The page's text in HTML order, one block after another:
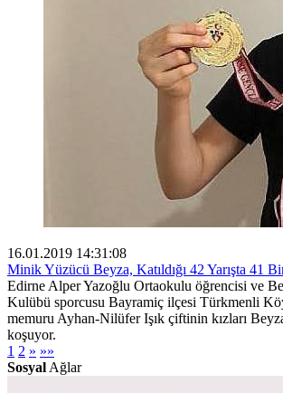
16.01.2019 14:31:08
Minik Yüzücü Beyza, Katıldığı 42 Yarışta 41
Edirne Alper Yazoğlu Ortaokulu öğrencisi ve
Kulübü sporcusu Bayramiç ilçesi Türkmenli
memuru Ayhan-Nilüfer Işık çiftinin kızları
koşuyor.
1 2 » »»
Sosyal Ağlar